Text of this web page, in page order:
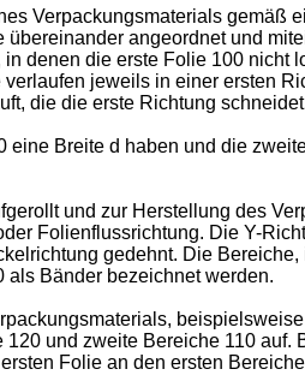
Verpackungsmaterials
angeordnet und
denen die erste Folie 100
jeweils in einer ersten
die die erste Richtung
Breite d haben und die
und zur Herstellung des
Folienflussrichtung. Die Y-
gedehnt. Die
Bänder bezeichnet werden.
und zweite Bereiche 110
Folie an den ersten